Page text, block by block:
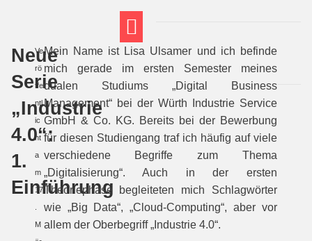
Neue
Serie
„Industrie
4.0“:
1.
Einführung
Ve
rö
ffe
ntl
ic
ht
a
m
17
M
Mein Name ist Lisa Ulsamer und ich befinde
mich gerade im ersten Semester meines
dualen Studiums „Digital Business
Management“ bei der Würth Industrie Service
GmbH & Co. KG. Bereits bei der Bewerbung
für diesen Studiengang traf ich häufig auf viele
verschiedene Begriffe zum Thema
„Digitalisierung“. Auch in der ersten
Theoriephase begleiteten mich Schlagwörter
wie „Big Data“, „Cloud-Computing“, aber vor
allem der Oberbegriff „Industrie 4.0“.